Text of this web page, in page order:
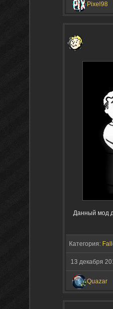
Pixel98
Данный мод
Категория:
13 декабря
Quazar